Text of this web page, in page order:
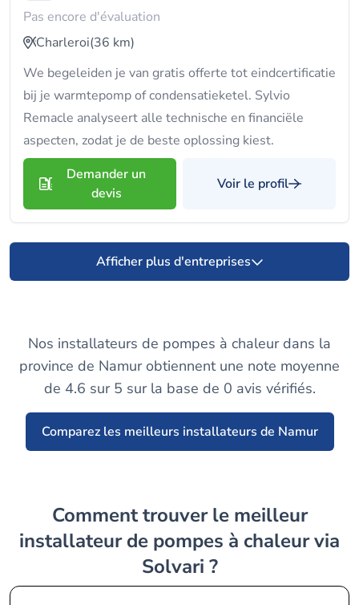
Pas encore d'évaluation
Charleroi(36 km)
We begeleiden je van gratis offerte tot eindcertificatie
bij je warmtepomp of condensatieketel. Sylvio
Remacle analyseert alle technische en financiële
aspecten, zodat je de beste oplossing kiest.
Demander un
devis
Voir le profil
Afficher plus d'entreprises
Nos installateurs de pompes à chaleur dans la
province de Namur obtiennent une note moyenne
de 4.6 sur 5 sur la base de 0 avis vérifiés.
Comparez les meilleurs installateurs de Namur
Comment trouver le meilleur
installateur de pompes à chaleur via
Solvari ?